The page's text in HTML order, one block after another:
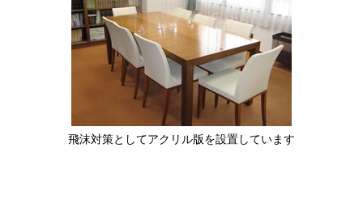
飛沫対策としてアクリル版を設置しています